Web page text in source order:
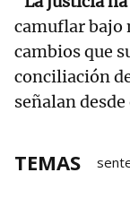
camuflar bajo
cambios que
conciliación
señalan
TEMAS